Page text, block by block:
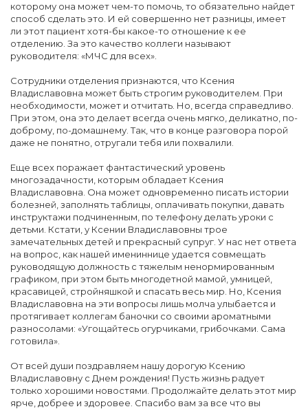
которому она может чем-то помочь, то обязательно найдет
способ сделать это. И ей совершенно нет разницы, имеет
ли этот пациент хотя-бы какое-то отношение к ее
отделению. За это качество коллеги называют
руководителя: «МЧС для всех».
Сотрудники отделения признаются, что Ксения
Владиславовна может быть строгим руководителем. При
необходимости, может и отчитать. Но, всегда справедливо.
При этом, она это делает всегда очень мягко, деликатно, по-
доброму, по-домашнему. Так, что в конце разговора порой
даже не понятно, отругали тебя или похвалили.
Еще всех поражает фантастический уровень
многозадачности, которым обладает Ксения
Владиславовна. Она может одновременно писать истории
болезней, заполнять таблицы, оплачивать покупки, давать
инструктажи подчиненным, по телефону делать уроки с
детьми. Кстати, у Ксении Владиславовны трое
замечательных детей и прекрасный супруг. У нас нет ответа
на вопрос, как нашей имениннице удается совмещать
руководящую должность с тяжелым ненормированным
графиком, при этом быть многодетной мамой, умницей,
красавицей, стройняшкой и спасать весь мир. Но, Ксения
Владиславовна на эти вопросы лишь молча улыбается и
протягивает коллегам баночки со своими ароматными
разносолами: «Угощайтесь огурчиками, грибочками. Сама
готовила».
От всей души поздравляем нашу дорогую Ксению
Владиславовну с Днем рождения! Пусть жизнь радует
только хорошими новостями. Продолжайте делать этот мир
ярче, добрее и здоровее. Спасибо вам за все что вы